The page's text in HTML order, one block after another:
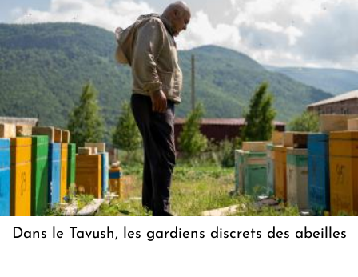
Dans le Tavush, les gardiens discrets des abeilles